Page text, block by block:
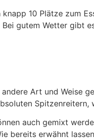
10 Plätze zum
gutem Wetter gibt
Art und Weise
auch gemixt
bereits erwähnt